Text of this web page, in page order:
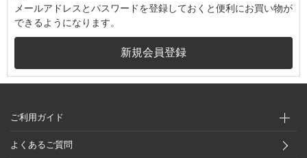
メールアドレスとパスワードを登録しておくと便利にお買い物が
できるようになります。
ご利用ガイド
よくあるご質問